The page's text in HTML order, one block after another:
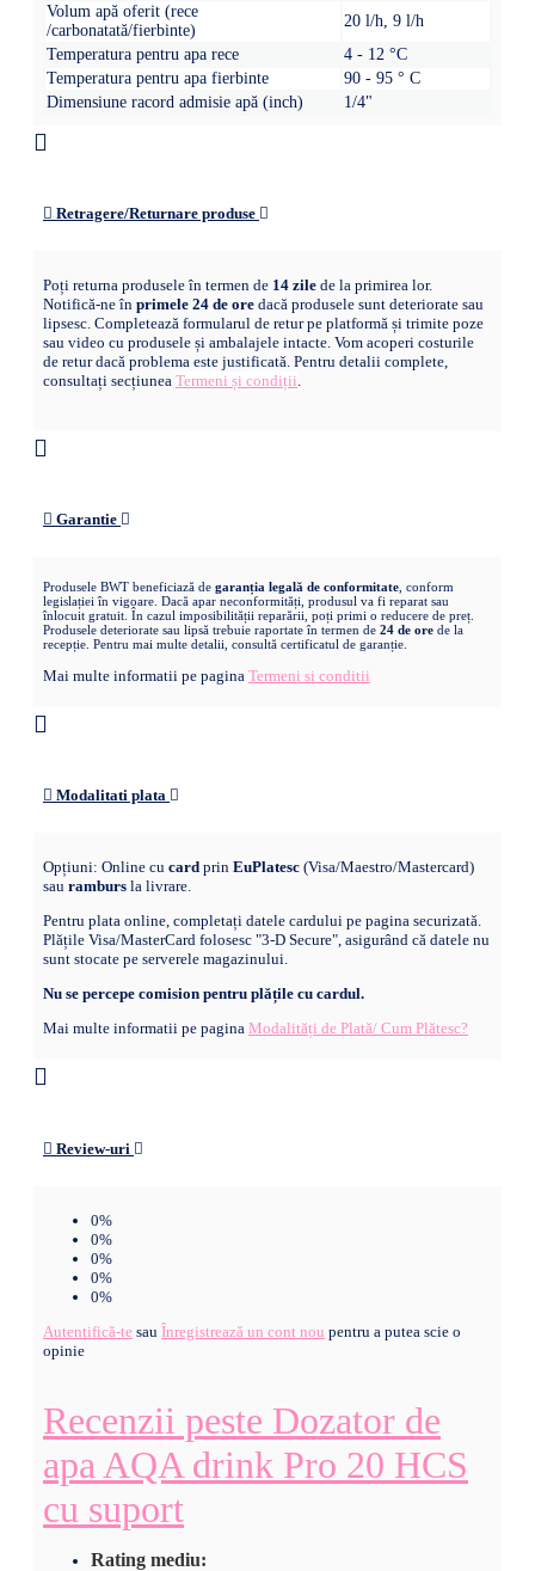
Volum apă oferit (rece
/carbonatată/fierbinte)
20 l/h, 9 l/h
Temperatura pentru apa rece
4 - 12 °C
Temperatura pentru apa fierbinte
90 - 95 ° C
Dimensiune racord admisie apă (inch)
1/4"
Retragere/Returnare produse
Poți returna produsele în termen de 14 zile de la primirea lor.
Notifică-ne în primele 24 de ore dacă produsele sunt deteriorate sau
lipsesc. Completează formularul de retur pe platformă și trimite poze
sau video cu produsele și ambalajele intacte. Vom acoperi costurile
de retur dacă problema este justificată. Pentru detalii complete,
consultați secțiunea Termeni și condiții
Garantie
Produsele BWT beneficiază de garanția legală de conformitate , conform
legislației în vigoare. Dacă apar neconformități, produsul va fi reparat sau
înlocuit gratuit. În cazul imposibilității reparării, poți primi o reducere de preț.
Produsele deteriorate sau lipsă trebuie raportate în termen de 24 de ore de la
recepție. Pentru mai multe detalii, consultă certificatul de garanție.
Mai multe informatii pe pagina Termeni si conditii
Modalitati plata
Opțiuni: Online cu card prin EuPlatesc (Visa/Maestro/Mastercard)
sau ramburs la livrare.
Pentru plata online, completați datele cardului pe pagina securizată.
Plățile Visa/MasterCard folosesc "3-D Secure", asigurând că datele nu
sunt stocate pe serverele magazinului.
Nu se percepe comision pentru plățile cu cardul.
Mai multe informatii pe pagina Modalități de Plată/ Cum Plătesc?
Review-uri
0%
0%
0%
0%
0%
Autentifică-te sau Înregistrează un cont nou pentru a putea scie o
opinie
Recenzii peste Dozator de
apa AQA drink Pro 20 HCS
cu suport
Rating mediu: